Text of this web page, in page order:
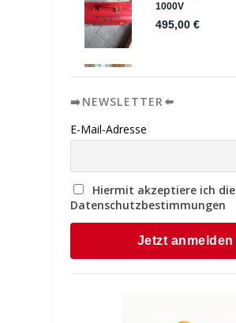
➡️NEWSLETTER⬅️
E-Mail-Adresse
Hiermit akzeptiere ich die
Datenschutzbestimmungen